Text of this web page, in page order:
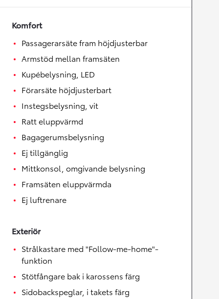
Komfort
Passagerarsäte fram höjdjusterbar
Armstöd mellan framsäten
Kupébelysning, LED
Förarsäte höjdjusterbart
Instegsbelysning, vit
Ratt eluppvärmd
Bagagerumsbelysning
Ej tillgänglig
Mittkonsol, omgivande belysning
Framsäten eluppvärmda
Ej luftrenare
Exteriör
Strålkastare med "Follow-me-home"-
funktion
Stötfångare bak i karossens färg
Sidobackspeglar, i takets färg